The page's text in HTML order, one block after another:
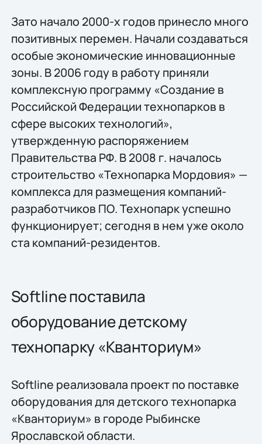
Зато начало 2000-х годов принесло много
позитивных перемен. Начали создаваться
особые экономические инновационные
зоны. В 2006 году в работу приняли
комплексную программу «Создание в
Российской Федерации технопарков в
сфере высоких технологий»,
утвержденную распоряжением
Правительства РФ. В 2008 г. началось
строительство «Технопарка Мордовия» —
комплекса для размещения компаний-
разработчиков ПО. Технопарк успешно
функционирует; сегодня в нем уже около
ста компаний-резидентов.
Softline поставила
оборудование детскому
технопарку «Кванториум»
Softline реализовала проект по поставке
оборудования для детского технопарка
«Кванториум» в городе Рыбинске
Ярославской области.